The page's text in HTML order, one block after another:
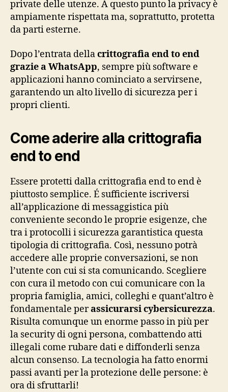
private delle utenze. A questo punto la privacy è
ampiamente rispettata ma, soprattutto, protetta
da parti esterne.
Dopo l’entrata dellacrittografia end to end
grazie a WhatsApp, sempre più software e
applicazioni hanno cominciato a servirsene,
garantendo un alto livello di sicurezza per i
propri clienti.
Come aderire alla crittografia
end to end
Essere protetti dalla crittografia end to end è
piuttosto semplice. É sufficiente iscriversi
all’applicazione di messaggistica più
conveniente secondo le proprie esigenze, che
tra i protocolli i sicurezza garantistica questa
tipologia di crittografia. Così, nessuno potrà
accedere alle proprie conversazioni, se non
l’utente con cui si sta comunicando. Scegliere
con cura il metodo con cui comunicare con la
propria famiglia, amici, colleghi e quant’altro è
fondamentale perassicurarsi cybersicurezza.
Risulta comunque un enorme passo in più per
la security di ogni persona, combattendo atti
illegali come rubare dati e diffonderli senza
alcun consenso. La tecnologia ha fatto enormi
passi avanti per la protezione delle persone: è
ora di sfruttarli!